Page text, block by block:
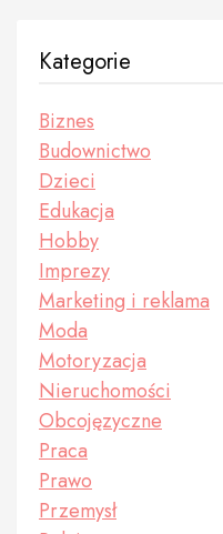
Kategorie
Biznes
Budownictwo
Dzieci
Edukacja
Hobby
Imprezy
Marketing i reklama
Moda
Motoryzacja
Nieruchomości
Obcojęzyczne
Praca
Prawo
Przemysł